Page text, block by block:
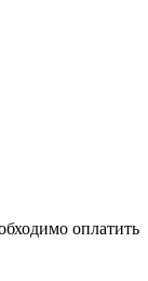
оплатить